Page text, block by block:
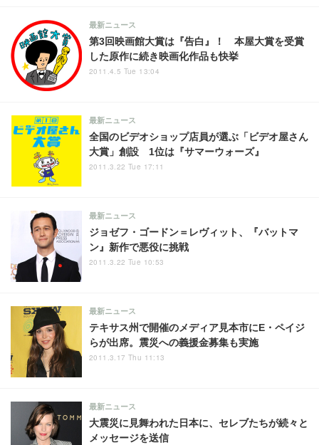
第3回映画館大賞は『告白』！ 本屋大賞を受賞
した原作に続き映画化作品も快挙
最新ニュース
2011.4.5 Tue 13:04
全国のビデオショップ店員が選ぶ「ビデオ屋さん
大賞」創設 1位は『サマーウォーズ』
最新ニュース
2011.3.22 Tue 17:11
ジョゼフ・ゴードン＝レヴィット、『バットマ
ン』新作で悪役に挑戦
最新ニュース
2011.3.22 Tue 10:53
テキサス州で開催のメディア見本市にE・ペイジ
らが出席。震災への義援金募集も実施
最新ニュース
2011.3.17 Thu 11:13
大震災に見舞われた日本に、セレブたちが続々と
メッセージを送信
最新ニュース